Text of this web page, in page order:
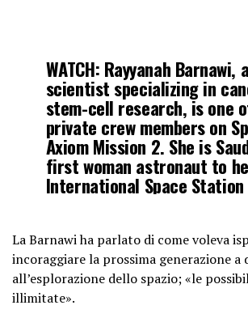
WATCH: Rayyanah Barnawi, a
scientist specializing in
stem-cell research, is one
private crew members on
Axiom Mission 2. She is
first woman astronaut to
International Space Station
— Reuters Science News
(@ReutersScience)May
La Barnawi ha parlato di come voleva
incoraggiare la prossima generazione a
all’esplorazione dello spazio; «le
illimitate».